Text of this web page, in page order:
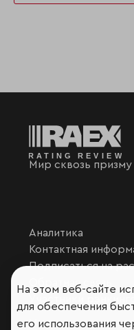
Мир сквозь призму
Аналитика
Контактная
Подписаться на
Обратная связь
Участники
Мы в социальных
На этом веб-сайте
для обеспечения
его использования